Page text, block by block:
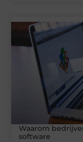
Waarom
software